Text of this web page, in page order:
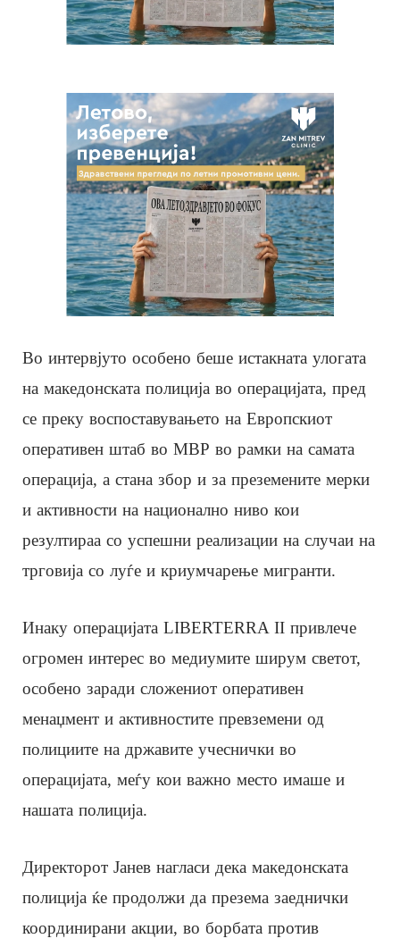
Во интервјуто особено беше истакната улогата
на македонската полиција во операцијата, пред
се преку воспоставувањето на Европскиот
оперативен штаб во МВР во рамки на самата
операција, а стана збор и за преземените мерки
и активности на национално ниво кои
резултираа со успешни реализации на случаи на
трговија со луѓе и криумчарење мигранти.
Инаку операцијата LIBERTERRA II привлече
огромен интерес во медиумите ширум светот,
особено заради сложениот оперативен
менаџмент и активностите превземени од
полициите на државите учеснички во
операцијата, меѓу кои важно место имаше и
нашата полиција.
Директорот Јанев нагласи дека македонската
полиција ќе продолжи да презема заеднички
координирани акции, во борбата против